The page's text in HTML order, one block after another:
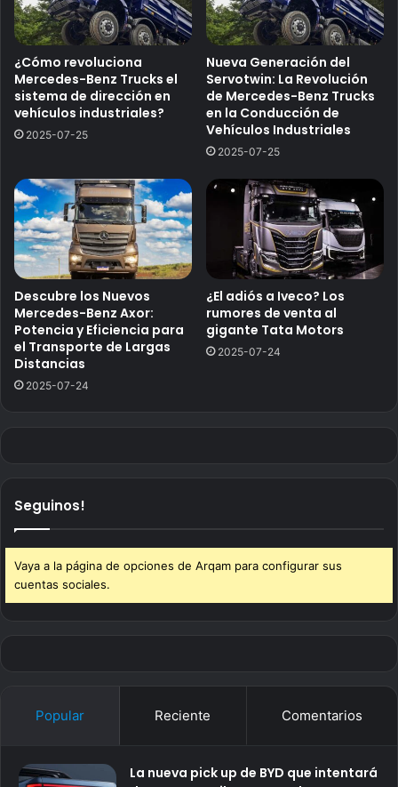
¿Cómo revoluciona
Mercedes-Benz Trucks el
sistema de dirección en
vehículos industriales?
2025-07-25
Nueva Generación del
Servotwin: La Revolución
de Mercedes-Benz Trucks
en la Conducción de
Vehículos Industriales
2025-07-25
Descubre los Nuevos
Mercedes-Benz Axor:
Potencia y Eficiencia para
el Transporte de Largas
Distancias
2025-07-24
¿El adiós a Iveco? Los
rumores de venta al
gigante Tata Motors
2025-07-24
Seguinos!
Vaya a la página de opciones de Arqam para configurar sus
cuentas sociales.
Popular Reciente Comentarios
La nueva pick up de BYD que intentará